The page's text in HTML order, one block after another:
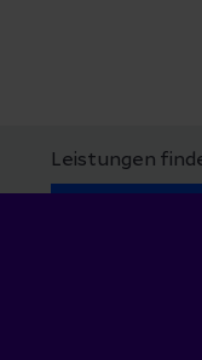
Leistungen